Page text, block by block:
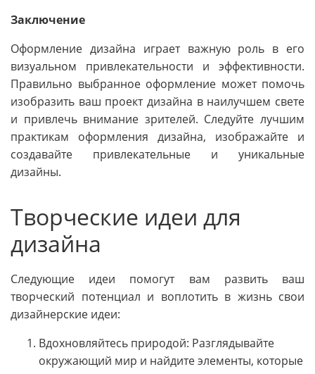
Заключение
Оформление дизайна играет важную роль в его
визуальном привлекательности и эффективности.
Правильно выбранное оформление может помочь
изобразить ваш проект дизайна в наилучшем свете
и привлечь внимание зрителей. Следуйте лучшим
практикам оформления дизайна, изображайте и
создавайте привлекательные и уникальные
дизайны.
Творческие идеи для
дизайна
Следующие идеи помогут вам развить ваш
творческий потенциал и воплотить в жизнь свои
дизайнерские идеи:
Вдохновляйтесь природой: Разглядывайте
окружающий мир и найдите элементы, которые